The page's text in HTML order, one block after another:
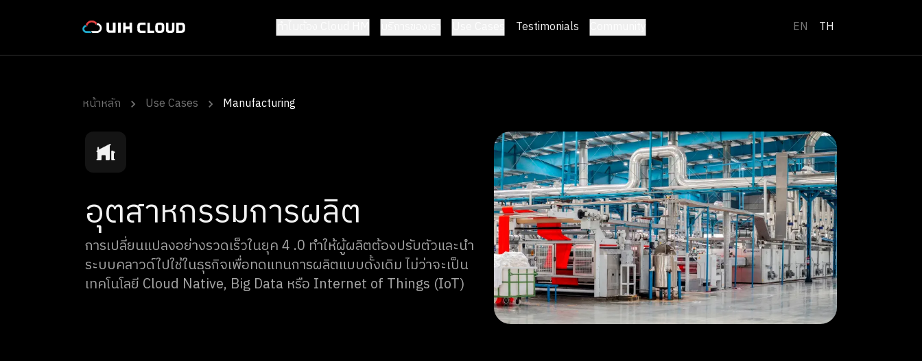
EN TH
Testimonials
หน้าหลัก Use Cases Manufacturing
อุตสาหกรรมการผลิต
การเปลี่ยนแปลงอย่างรวดเร็วในยุค 4 .0 ทำให้ผู้ผลิตต้องปรับตัวและนำ
ระบบคลาวด์ใปใช้ในธุรกิจเพื่อทดแทนการผลิตแบบดั้งเดิม ไม่ว่าจะเป็น
เทคโนโลยี Cloud Native, Big Data หรือ Internet of Things (IoT)